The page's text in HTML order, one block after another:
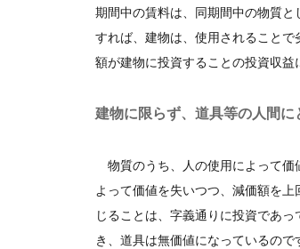
期間中の賃料は、同期間中の物質
すれば、建物は、使用されること
額が建物に投資することの投資収益
建物に限らず、道具等の人間に
物質のうち、人の使用によって価
よって価値を失いつつ、減価額を
じることは、字義通りに投資であ
き、道具は無価値になっているので